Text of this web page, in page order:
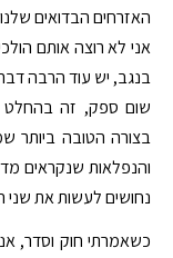
האזרחים הבדואים
אני לא רוצה אותם
בנגב, יש עוד הרבה
שום ספק, זה בהחלט
בצורה הטובה
והנפלאות שנקראים
נחושים לעשות את שני
כשאמרתי חוק וסדר,